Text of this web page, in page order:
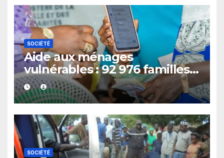
SOCIÉTÉ
Aide aux ménages
vulnérables : 92 976 familles
ciblées avec un appui de 135
000 FCFA chacune
SOCIÉTÉ